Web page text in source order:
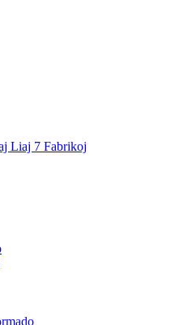
Liaj 7 Fabrikoj